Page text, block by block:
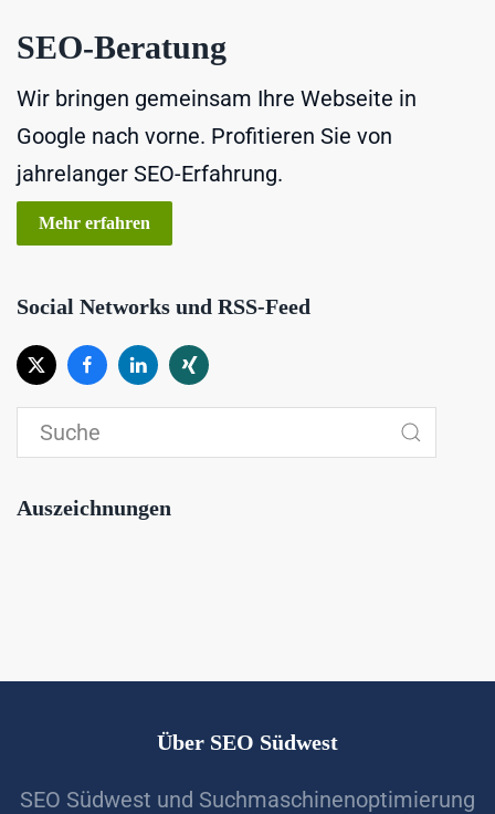
SEO-Beratung
Wir bringen gemeinsam Ihre Webseite in
Google nach vorne. Profitieren Sie von
jahrelanger SEO-Erfahrung.
Mehr erfahren
Social Networks und RSS-Feed
Auszeichnungen
Über SEO Südwest
SEO Südwest und Suchmaschinenoptimierung